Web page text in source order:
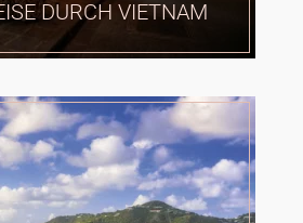
DURCH VIETNAM